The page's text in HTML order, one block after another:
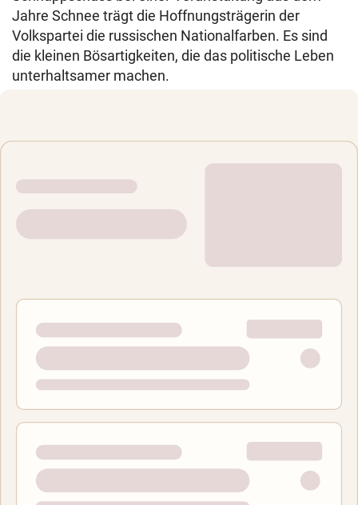
Jahre Schnee trägt die Hoffnungsträgerin der
Volkspartei die russischen Nationalfarben. Es sind
die kleinen Bösartigkeiten, die das politische Leben
unterhaltsamer machen.